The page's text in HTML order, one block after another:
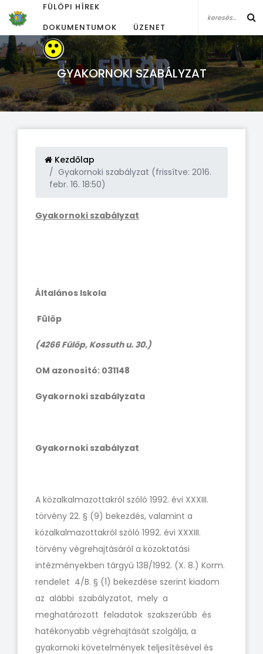
FÜLÖPI HÍREK
DOKUMENTUMOK
ÜZENET
GYAKORNOKI SZABÁLYZAT
Kezdőlap
Gyakornoki szabályzat (frissítve: 2016.
febr. 16. 18:50)
Gyakornoki szabályzat
Általános Iskola
Fülöp
(4266 Fülöp, Kossuth u. 30.)
OM azonosító: 031148
Gyakornoki szabályzata
Gyakornoki szabályzat
A közalkalmazottakról szóló 1992. évi XXXIII.
törvény 22. § (9) bekezdés, valamint a
közalkalmazottakról szóló 1992. évi XXXIII.
törvény végrehajtásáról a közoktatási
intézményekben tárgyú 138/1992. (X. 8.) Korm.
rendelet 4/B. § (1) bekezdése szerint kiadom
az alábbi szabályzatot, mely a
meghatározott feladatok szakszerűbb és
hatékonyabb végrehajtását szolgálja, a
gyakornoki követelmények teljesítésével és